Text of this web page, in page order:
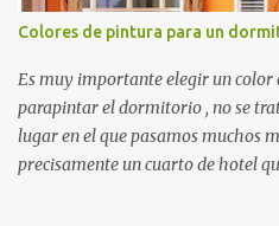
Colores de pintura para un
Es muy importante elegir un color
parapintar el dormitorio , no se
lugar en el que pasamos muchos
precisamente un cuarto de hotel